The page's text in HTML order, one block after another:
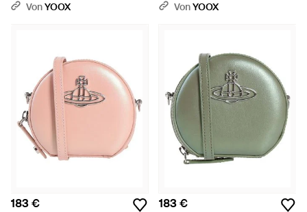
VonYOOX
VonYOOX
183 € 183 €